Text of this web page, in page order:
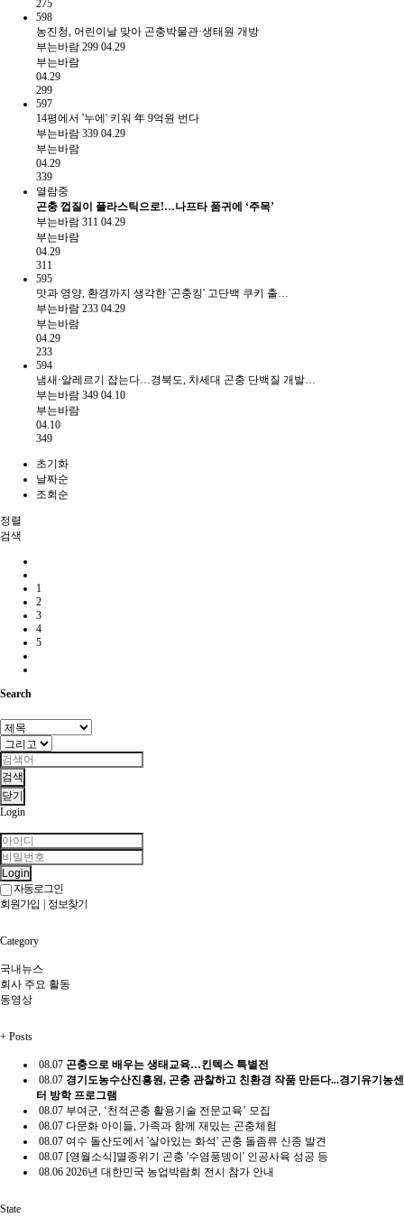
275
598
농진청, 어린이날 맞아 곤충박물관·생태원 개방
부는바람 299 04.29
부는바람
04.29
299
597
14평에서 '누에' 키워 年 9억원 번다
부는바람 339 04.29
부는바람
04.29
339
열람중
곤충 껍질이 플라스틱으로!…나프타 품귀에 ‘주목’
부는바람 311 04.29
부는바람
04.29
311
595
맛과 영양, 환경까지 생각한 '곤충킹' 고단백 쿠키 출…
부는바람 233 04.29
부는바람
04.29
233
594
냄새·알레르기 잡는다…경북도, 차세대 곤충 단백질 개발…
부는바람 349 04.10
부는바람
04.10
349
초기화
날짜순
조회순
정렬
검색
1
2
3
4
5
Search
검색
닫기
Login
Login
자동로그인
회원가입 | 정보찾기
Category
국내뉴스
회사 주요 활동
동영상
+ Posts
08.07 곤충으로 배우는 생태교육…킨텍스 특별전
08.07 경기도농수산진흥원, 곤충 관찰하고 친환경 작품 만든다...경기유기농센
터 방학 프로그램
08.07 부여군, ‘천적곤충 활용기술 전문교육’ 모집
08.07 다문화 아이들, 가족과 함께 재밌는 곤충체험
08.07 여수 돌산도에서 '살아있는 화석' 곤충 돌좀류 신종 발견
08.07 [영월소식]멸종위기 곤충 '수염풍뎅이' 인공사육 성공 등
08.06 2026년 대한민국 농업박람회 전시 참가 안내
State